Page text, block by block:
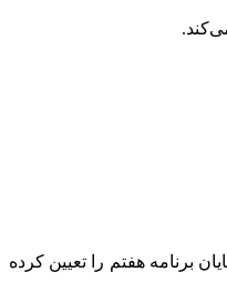
دیزلی تا پایان برنامه هفتم را تعیین کرده